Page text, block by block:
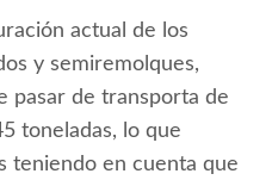
actual de los
y semiremolques,
pasar de transporta de
toneladas, lo que
teniendo en cuenta que